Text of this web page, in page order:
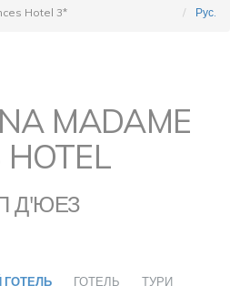
Hotel 3*
Рус.
MADAME
Д'ЮЕЗ
ГОТЕЛЬ ГОТЕЛЬ ТУРИ